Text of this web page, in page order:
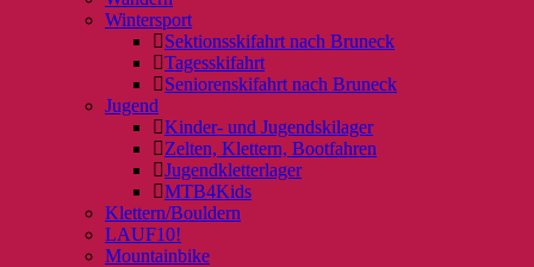
Wintersport
Sektionsskifahrt nach Bruneck
Tagesskifahrt
Seniorenskifahrt nach Bruneck
Jugend
Kinder- und Jugendskilager
Zelten, Klettern, Bootfahren
Jugendkletterlager
MTB4Kids
Klettern/Bouldern
LAUF10!
Mountainbike